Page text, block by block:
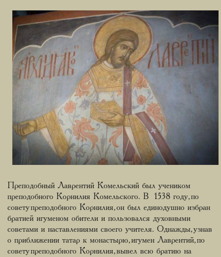
Преподобный Лаврентий Комельский был учеником
преподобного Корнилия Комельского. В 1538 году, по
совету преподобного Корнилия, он был единодушно избран
братией игуменом обители и пользовался духовными
советами и наставлениями своего учителя. Однажды, узнав
о приближении татар к монастырю, игумен Лаврентий, по
совету преподобного Корнилия, вывел всю братию на